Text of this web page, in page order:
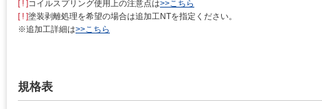
[ ! ]コイルスプリング使用上の注意点は>>こちら
[ ! ]塗装剥離処理を希望の場合は追加工NTを指定ください。
※追加工詳細は>>こちら
規格表